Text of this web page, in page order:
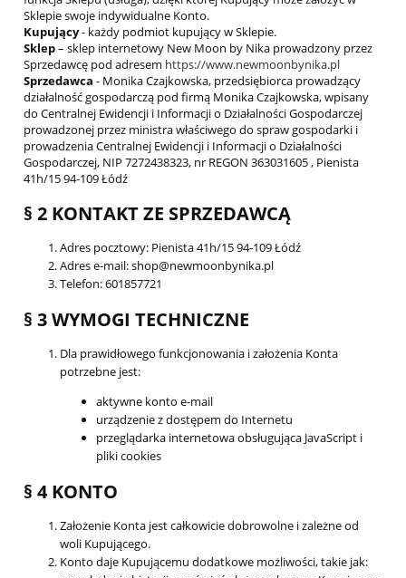
Sklepie swoje indywidualne Konto.
Kupujący- każdy podmiot kupujący w Sklepie.
Sklep– sklep internetowy New Moon by Nika prowadzony przez
Sprzedawcę pod adresem https://www.newmoonbynika.pl
Sprzedawca - Monika Czajkowska, przedsiębiorca prowadzący
działalność gospodarczą pod firmą Monika Czajkowska, wpisany
do Centralnej Ewidencji i Informacji o Działalności Gospodarczej
prowadzonej przez ministra właściwego do spraw gospodarki i
prowadzenia Centralnej Ewidencji i Informacji o Działalności
Gospodarczej, NIP 7272438323, nr REGON 363031605 , Pienista
41h/15 94-109 Łódź
§ 2 KONTAKT ZE SPRZEDAWCĄ
Adres pocztowy: Pienista 41h/15 94-109 Łódź
Adres e-mail: shop@newmoonbynika.pl
Telefon: 601857721
§ 3 WYMOGI TECHNICZNE
Dla prawidłowego funkcjonowania i założenia Konta
potrzebne jest:
aktywne konto e-mail
urządzenie z dostępem do Internetu
przeglądarka internetowa obsługująca JavaScript i
pliki cookies
§ 4 KONTO
Założenie Konta jest całkowicie dobrowolne i zależne od
woli Kupującego.
Konto daje Kupującemu dodatkowe możliwości, takie jak: